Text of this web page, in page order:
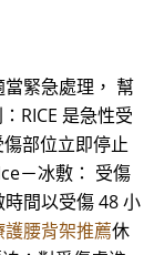
緊急處理， 幫
RICE 是急性受
部位立即停止
－冰敷： 受傷
間以受傷 48 小
護腰背架推薦休